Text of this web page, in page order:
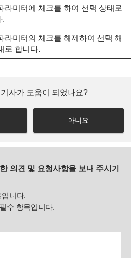
라미터에 체크를 하여 선택 상태로
.
라미터의 체크를 해제하여 선택 해
로 합니다.
기사가 도움이 되었나요?
아니요
의견 및 요청사항을 보내 주시기
니다.
수 항목입니다.